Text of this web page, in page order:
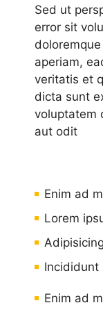
Sed ut
error sit
aperiam,
veritatis et
dicta sunt
voluptatem
aut odit
Enim ad
Lorem
Incididunt
Enim ad